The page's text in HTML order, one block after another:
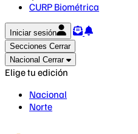
CURP Biométrica
Iniciar sesión
Secciones Cerrar
Nacional Cerrar
Elige tu edición
Nacional
Norte